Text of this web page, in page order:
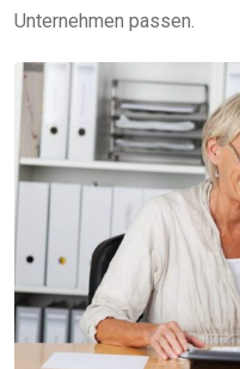
Unternehmen passen.